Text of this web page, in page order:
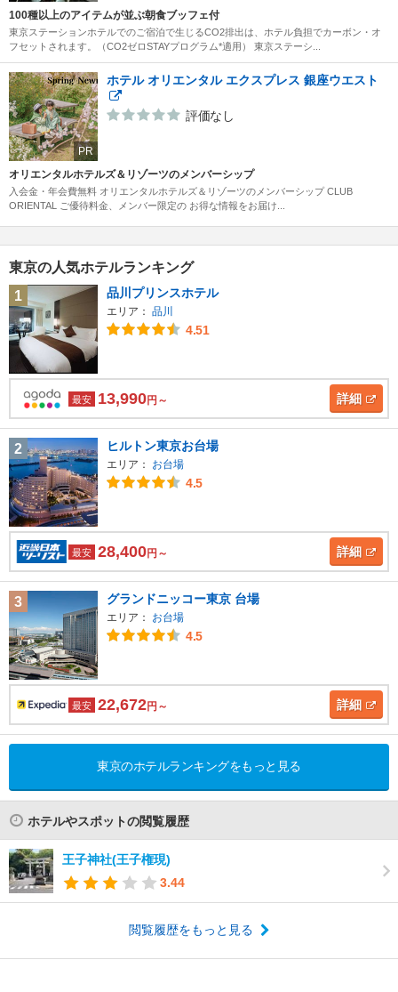
100種以上のアイテムが並ぶ朝食ブッフェ付
東京ステーションホテルでのご宿泊で生じるCO2排出は、ホテル負担でカーボン・オ
フセットされます。（CO2ゼロSTAYプログラム*適用） 東京ステーシ...
PR
ホテル オリエンタル エクスプレス 銀座ウエスト
評価なし
オリエンタルホテルズ＆リゾーツのメンバーシップ
入会金・年会費無料 オリエンタルホテルズ＆リゾーツのメンバーシップ CLUB
ORIENTAL ご優待料金、メンバー限定の お得な情報をお届け...
東京の人気ホテルランキング
1
品川プリンスホテル
エリア： 品川
4.51
最安 13,990円～ 詳細
2 ヒルトン東京お台場
エリア： お台場
4.5
最安 28,400円～ 詳細
3 グランドニッコー東京 台場
エリア： お台場
4.5
最安 22,672円～ 詳細
東京のホテルランキングをもっと見る
ホテルやスポットの閲覧履歴
王子神社(王子権現)
3.44
閲覧履歴をもっと見る